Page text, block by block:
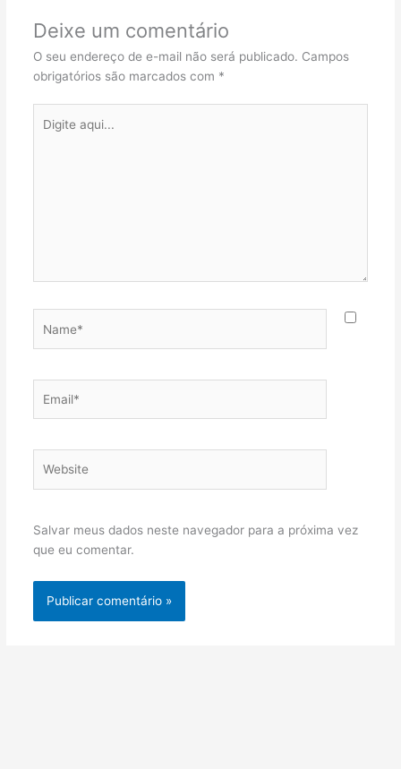
Deixe um comentário
O seu endereço de e-mail não será publicado. Campos
obrigatórios são marcados com *
aqui...
Salvar meus dados neste navegador para a próxima vez
que eu comentar.